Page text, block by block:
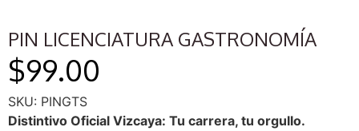
PIN LICENCIATURA GASTRONOMÍA
$99.00
SKU: PINGTS
Distintivo Oficial Vizcaya: Tu carrera, tu orgullo.